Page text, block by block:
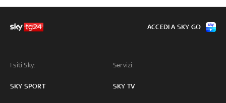
I siti Sky:
SKY SPORT
Servizi:
SKY TV
ACCEDI A SKY GO